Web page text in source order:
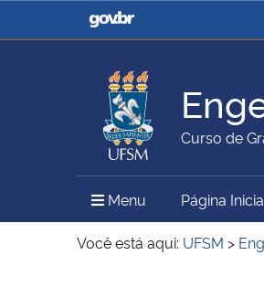
Casa Civil
Ministério da Agricultura,
Pecuária e Abastecimento
Ministério do Meio Ambiente
Curso de
Menu Menu Principal
Página
Você está aqui: UFSM >